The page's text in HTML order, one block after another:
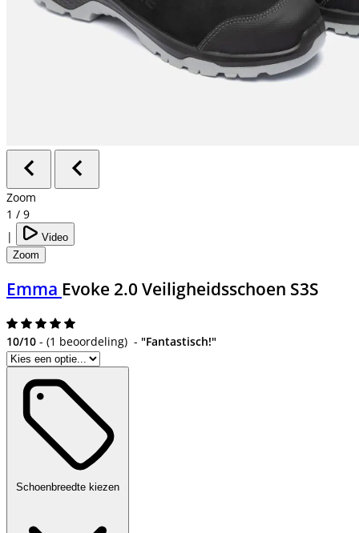
Zoom
1 / 9
|
Video
Zoom
Emma Evoke 2.0 Veiligheidsschoen S3S
10/10 - (1 beoordeling) - "Fantastisch!"
Schoenbreedte kiezen